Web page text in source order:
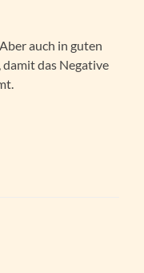
auch in guten
das Negative